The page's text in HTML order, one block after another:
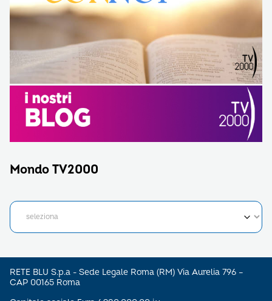
Mondo TV2000
RETE BLU S.p.a - Sede Legale Roma (RM) Via Aurelia 796 –
CAP 00165 Roma